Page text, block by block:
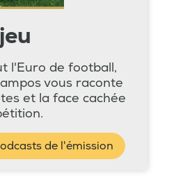
l'Euro de football,
vous raconte
et la face cachée
de l'émission